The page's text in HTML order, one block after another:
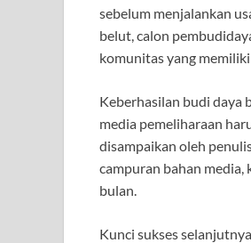
sebelum menjalankan
belut, calon
komunitas yang
Keberhasilan budi daya
media pemeliharaan
disampaikan oleh
campuran bahan media,
bulan.
Kunci sukses